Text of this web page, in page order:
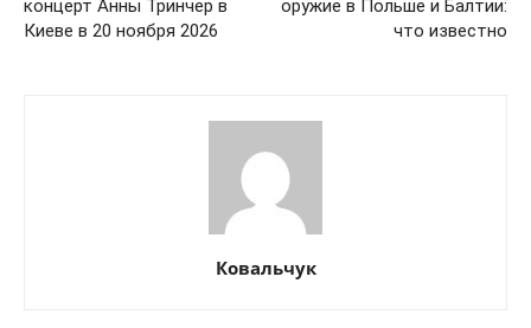
ПОДПИСАТЬСЯ СЕЙЧАС
концерт Анны Тринчер в
Киеве в 20 ноября 2026
оружие в Польше и Балтии:
что известно
Ковальчук